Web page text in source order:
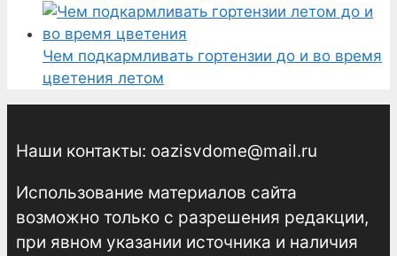
Чем подкармливать гортензии до и во время
цветения летом
Наши контакты: oazisvdome@mail.ru
Использование материалов сайта
возможно только с разрешения редакции,
при явном указании источника и наличия